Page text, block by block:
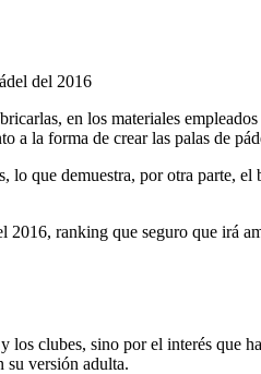
en los materiales
a la forma de crear las palas de
que demuestra, por otra parte, el
ranking que seguro que irá
clubes, sino por el interés que
su versión adulta.